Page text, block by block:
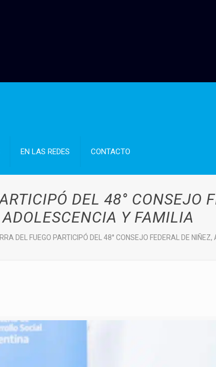
EN LAS REDES CONTACTO
DEL 48° CONSEJO
ADOLESCENCIA Y FAMILIA
DEL FUEGO PARTICIPÓ DEL 48° CONSEJO FEDERAL DE